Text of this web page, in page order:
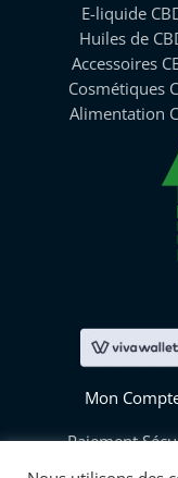
E-liquide
Huiles de
Accessoires
Cosmétiques
Alimentation
Mon
Paiement
Mes